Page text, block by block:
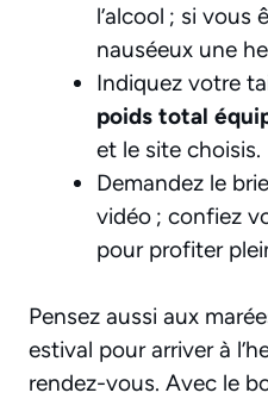
l’alcool ; si vous
nauséeux une
Indiquez votre
poids total
et le site choisis.
Demandez le
vidéo ; confiez
pour profiter
Pensez aussi aux
estival pour arriver à
rendez-vous. Avec le